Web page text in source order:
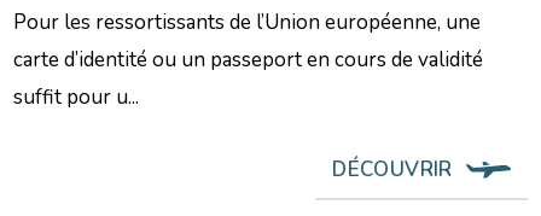
Pour les ressortissants de l’Union européenne, une
carte d’identité ou un passeport en cours de validité
suffit pour u...
DÉCOUVRIR